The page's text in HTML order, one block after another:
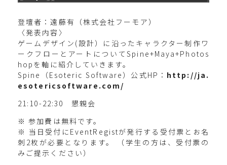
登壇者：遠藤有（株式会社フーモア）
〈発表内容〉
ゲームデザイン(設計）に沿ったキャラクター制作ワ
ークフローとアートについてSpine+Maya+Photos
hopを軸に紹介していきます。
Spine（Esoteric Software）公式HP： http://ja.
esotericsoftware.com/
21:10-22:30 懇親会
※ 参加費は無料です。
※ 当日受付にEventRegistが発行する受付票とお名
刺2枚が必要となります。 （学生の方は、受付票の
みご提示ください）